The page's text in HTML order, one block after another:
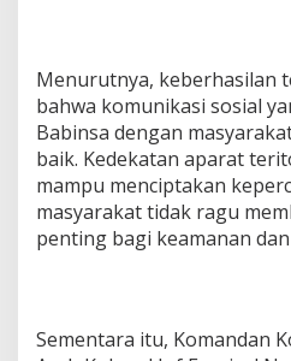
Menurutnya, keberhasilan
bahwa komunikasi sosial
Babinsa dengan
baik. Kedekatan aparat
mampu menciptakan
masyarakat tidak ragu
penting bagi keamanan
Sementara itu, Komandan